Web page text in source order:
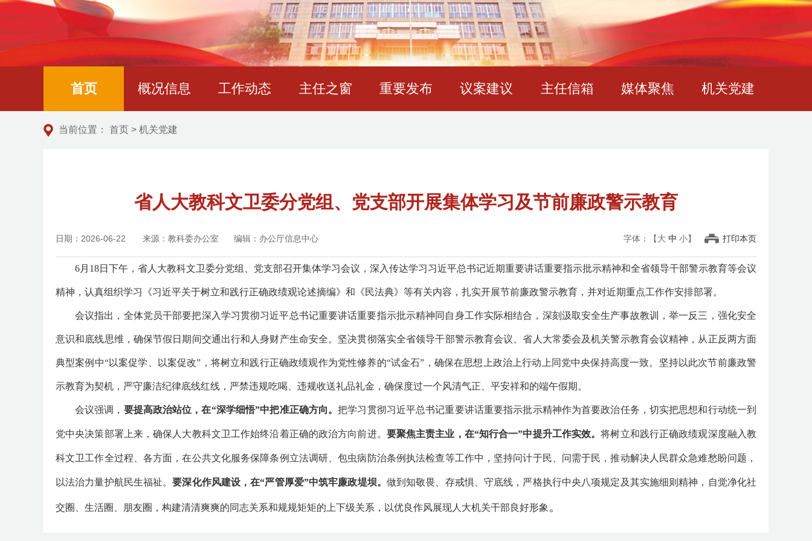
首页 概况信息 工作动态 主任之窗 重要发布 议案建议 主任信箱 媒体聚焦 机关党建
当前位置： 首页 > 机关党建
省人大教科文卫委分党组、党支部开展集体学习及节前廉政警示教育
日期：2026-06-22 来源：教科委办公室 编辑：办公厅信息中心 字体：【大 中 小】 打印本页
6月18日下午，省人大教科文卫委分党组、党支部召开集体学习会议，深入传达学习习近平总书记近期重要讲话重要指示批示精神和全省领导干部警示教育等会议
精神，认真组织学习《习近平关于树立和践行正确政绩观论述摘编》和《民法典》等有关内容，扎实开展节前廉政警示教育，并对近期重点工作作安排部署。
会议指出，全体党员干部要把深入学习贯彻习近平总书记重要讲话重要指示批示精神同自身工作实际相结合，深刻汲取安全生产事故教训，举一反三，强化安全
意识和底线思维，确保节假日期间交通出行和人身财产生命安全。坚决贯彻落实全省领导干部警示教育会议、省人大常委会及机关警示教育会议精神，从正反两方面
典型案例中“以案促学、以案促改”，将树立和践行正确政绩观作为党性修养的“试金石”，确保在思想上政治上行动上同党中央保持高度一致。坚持以此次节前廉政警
示教育为契机，严守廉洁纪律底线红线，严禁违规吃喝、违规收送礼品礼金，确保度过一个风清气正、平安祥和的端午假期。
会议强调， 要提高政治站位，在“深学细悟”中把准正确方向。把学习贯彻习近平总书记重要讲话重要指示批示精神作为首要政治任务，切实把思想和行动统一到
党中央决策部署上来，确保人大教科文卫工作始终沿着正确的政治方向前进。 要聚焦主责主业，在“知行合一”中提升工作实效。将树立和践行正确政绩观深度融入教
科文卫工作全过程、各方面，在公共文化服务保障条例立法调研、包虫病防治条例执法检查等工作中，坚持问计于民、问需于民，推动解决人民群众急难愁盼问题，
以法治力量护航民生福祉。要深化作风建设，在“严管厚爱”中筑牢廉政堤坝。 做到知敬畏、存戒惧、守底线，严格执行中央八项规定及其实施细则精神，自觉净化社
交圈、生活圈、朋友圈，构建清清爽爽的同志关系和规规矩矩的上下级关系，以优良作风展现人大机关干部良好形象 。